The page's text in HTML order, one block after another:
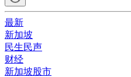
最新
新加坡
民生民声
财经
新加坡股市